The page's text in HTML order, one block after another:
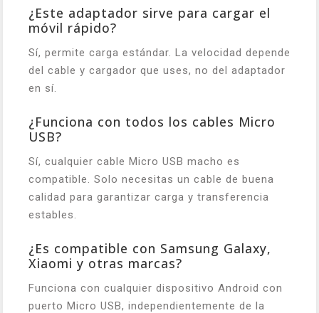
¿Este adaptador sirve para cargar el
móvil rápido?
Sí, permite carga estándar. La velocidad depende
del cable y cargador que uses, no del adaptador
en sí.
¿Funciona con todos los cables Micro
USB?
Sí, cualquier cable Micro USB macho es
compatible. Solo necesitas un cable de buena
calidad para garantizar carga y transferencia
estables.
¿Es compatible con Samsung Galaxy,
Xiaomi y otras marcas?
Funciona con cualquier dispositivo Android con
puerto Micro USB, independientemente de la